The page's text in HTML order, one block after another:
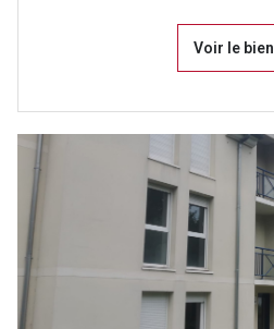
Voir le bien